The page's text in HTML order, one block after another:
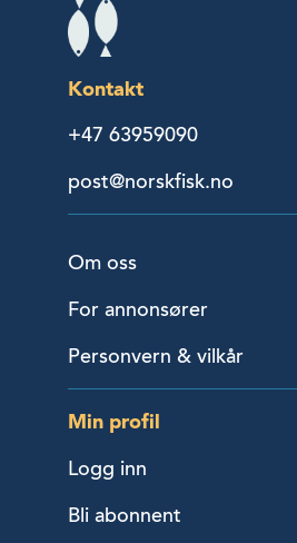
Kontakt
+47 63959090
post@norskfisk.no
Om oss
For annonsører
Personvern & vilkår
Min profil
Logg inn
Bli abonnent